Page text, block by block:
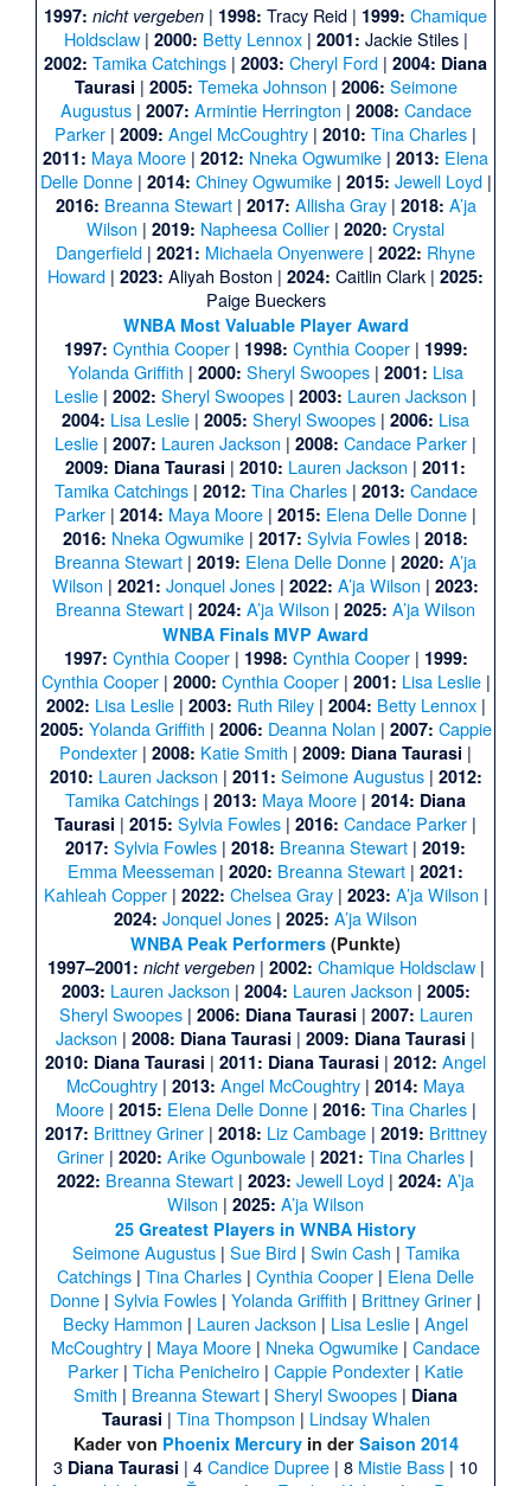
1997: nicht vergeben | 1998: Tracy Reid | 1999: Chamique
Holdsclaw| 2000: Betty Lennox| 2001: Jackie Stiles|
2002: Tamika Catchings | 2003: Cheryl Ford | 2004: Diana
Taurasi | 2005: Temeka Johnson | 2006: Seimone
Augustus| 2007: Armintie Herrington | 2008: Candace
Parker | 2009: Angel McCoughtry | 2010: Tina Charles |
2011: Maya Moore | 2012: Nneka Ogwumike | 2013: Elena
Delle Donne| 2014: Chiney Ogwumike| 2015: Jewell Loyd|
2016: Breanna Stewart| 2017: Allisha Gray| 2018: A’ja
Wilson | 2019: Napheesa Collier | 2020: Crystal
Dangerfield | 2021: Michaela Onyenwere | 2022: Rhyne
Howard | 2023: Aliyah Boston | 2024: Caitlin Clark | 2025:
Paige Bueckers
WNBA Most Valuable Player Award
1997: Cynthia Cooper| 1998: Cynthia Cooper| 1999:
Yolanda Griffith | 2000: Sheryl Swoopes | 2001: Lisa
Leslie | 2002: Sheryl Swoopes | 2003: Lauren Jackson |
2004: Lisa Leslie | 2005: Sheryl Swoopes | 2006: Lisa
Leslie | 2007: Lauren Jackson | 2008: Candace Parker |
2009: Diana Taurasi | 2010: Lauren Jackson | 2011:
Tamika Catchings| 2012: Tina Charles| 2013: Candace
Parker | 2014: Maya Moore | 2015: Elena Delle Donne |
2016: Nneka Ogwumike | 2017: Sylvia Fowles | 2018:
Breanna Stewart | 2019: Elena Delle Donne | 2020: A’ja
Wilson | 2021: Jonquel Jones | 2022: A’ja Wilson | 2023:
Breanna Stewart | 2024: A’ja Wilson | 2025: A’ja Wilson
WNBA Finals MVP Award
1997: Cynthia Cooper| 1998: Cynthia Cooper| 1999:
Cynthia Cooper| 2000: Cynthia Cooper| 2001: Lisa Leslie|
2002: Lisa Leslie| 2003: Ruth Riley| 2004: Betty Lennox|
2005: Yolanda Griffith | 2006: Deanna Nolan | 2007: Cappie
Pondexter | 2008: Katie Smith | 2009: Diana Taurasi |
2010: Lauren Jackson | 2011: Seimone Augustus| 2012:
Tamika Catchings | 2013: Maya Moore | 2014: Diana
Taurasi | 2015: Sylvia Fowles | 2016: Candace Parker |
2017: Sylvia Fowles | 2018: Breanna Stewart | 2019:
Emma Meesseman | 2020: Breanna Stewart | 2021:
Kahleah Copper| 2022: Chelsea Gray| 2023: A’ja Wilson |
2024: Jonquel Jones | 2025: A’ja Wilson
WNBA Peak Performers (Punkte)
1997–2001: nicht vergeben| 2002: Chamique Holdsclaw|
2003: Lauren Jackson | 2004: Lauren Jackson | 2005:
Sheryl Swoopes| 2006: Diana Taurasi | 2007: Lauren
Jackson | 2008: Diana Taurasi | 2009: Diana Taurasi |
2010: Diana Taurasi | 2011: Diana Taurasi | 2012: Angel
McCoughtry | 2013: Angel McCoughtry | 2014: Maya
Moore| 2015: Elena Delle Donne| 2016: Tina Charles|
2017: Brittney Griner| 2018: Liz Cambage| 2019: Brittney
Griner | 2020: Arike Ogunbowale | 2021: Tina Charles |
2022: Breanna Stewart | 2023: Jewell Loyd | 2024: A’ja
Wilson | 2025: A’ja Wilson
25 Greatest Players in WNBA History
Seimone Augustus| Sue Bird| Swin Cash | Tamika
Catchings | Tina Charles | Cynthia Cooper | Elena Delle
Donne | Sylvia Fowles | Yolanda Griffith | Brittney Griner |
Becky Hammon | Lauren Jackson | Lisa Leslie | Angel
McCoughtry | Maya Moore | Nneka Ogwumike | Candace
Parker | Ticha Penicheiro | Cappie Pondexter | Katie
Smith | Breanna Stewart | Sheryl Swoopes | Diana
Taurasi | Tina Thompson | Lindsay Whalen
Kader von Phoenix Mercuryin der Saison 2014
3 Diana Taurasi | 4Candice Dupree | 8 Mistie Bass | 10